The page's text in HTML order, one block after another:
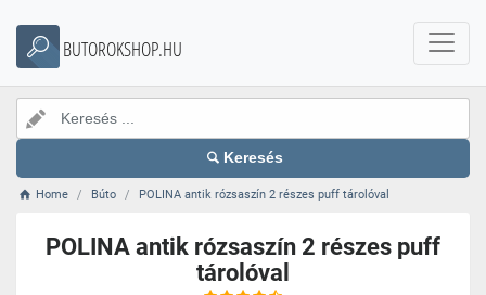
BUTOROKSHOP.HU
Keresés
Home Búto POLINA antik rózsaszín 2 részes puff tárolóval
POLINA antik rózsaszín 2 részes puff
tárolóval